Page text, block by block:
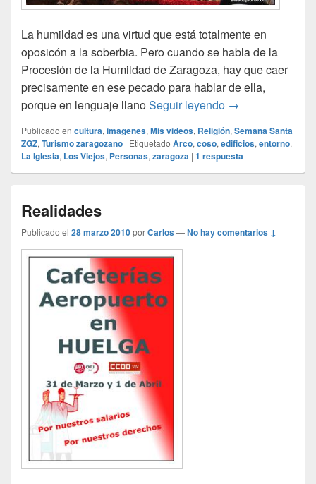
La humildad es una virtud que está totalmente en
oposicón a la soberbia. Pero cuando se habla de la
Procesión de la Humildad de Zaragoza, hay que caer
precisamente en ese pecado para hablar de ella,
porque en lenguaje llanoSeguir leyendo La Humildad
→
Publicado en cultura, imagenes, Mis videos, Religión, Semana Santa
ZGZ, Turismo zaragozano | Etiquetado Arco, coso, edificios, entorno,
La Iglesia, Los Viejos, Personas, zaragoza | 1 respuesta
Realidades
Publicado el 28 marzo 2010porCarlos—No hay comentarios ↓